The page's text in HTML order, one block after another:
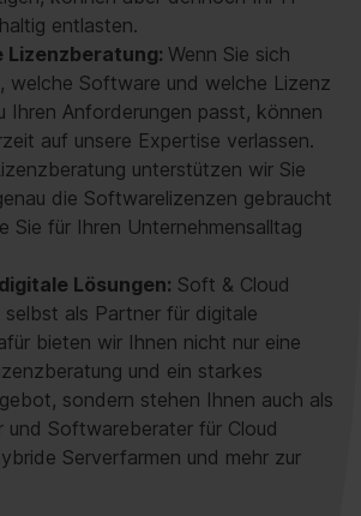
entlasten.
Lizenzberatung: Wenn Sie sich
welche Software und welche Lizenz
Ihren Anforderungen passt, können
auf unsere Expertise verlassen.
unterstützen wir Sie
die Softwarelizenzen gebraucht
Sie für Ihren Unternehmensalltag
Lösungen: Soft & Cloud
als Partner für digitale
bieten wir Ihnen nicht nur eine
und ein starkes
sondern stehen Ihnen auch als
und Softwareberater für Cloud
Serverfarmen und mehr zur